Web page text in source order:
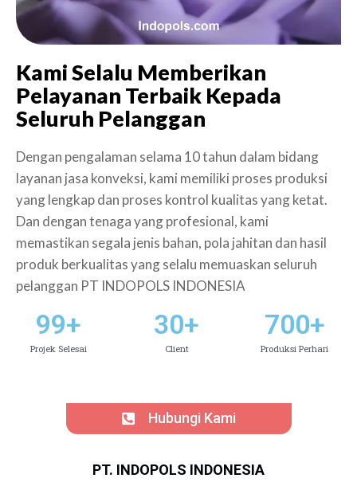
Kami Selalu Memberikan
Pelayanan Terbaik Kepada
Seluruh Pelanggan
Dengan pengalaman selama 10 tahun dalam bidang
layanan jasa konveksi, kami memiliki proses produksi
yang lengkap dan proses kontrol kualitas yang ketat.
Dan dengan tenaga yang profesional, kami
memastikan segala jenis bahan, pola jahitan dan hasil
produk berkualitas yang selalu memuaskan seluruh
pelanggan PT INDOPOLS INDONESIA
Hubungi Kami
99+
Projek Selesai
30+
Client
700+
Produksi Perhari
PT. INDOPOLS INDONESIA